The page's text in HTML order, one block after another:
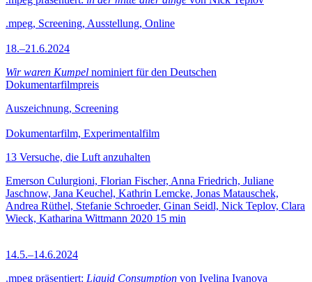
.mpeg, Screening, Ausstellung, Online
18.–21.6.2024
Wir waren Kumpel nominiert für den Deutschen
Dokumentarfilmpreis
Auszeichnung, Screening
Dokumentarfilm, Experimentalfilm
13 Versuche, die Luft anzuhalten
Emerson Culurgioni, Florian Fischer, Anna Friedrich, Juliane
Jaschnow, Jana Keuchel, Kathrin Lemcke, Jonas Matauschek,
Andrea Rüthel, Stefanie Schroeder, Ginan Seidl, Nick Teplov, Clara
Wieck, Katharina Wittmann 2020 15 min
14.5.–14.6.2024
.mpeg präsentiert: Liquid Consumption von Ivelina Ivanova